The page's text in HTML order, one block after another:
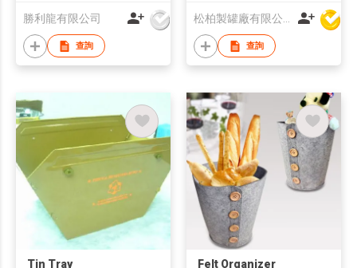
勝利龍有限公司
查詢 查詢
Tin Tray Felt Organizer